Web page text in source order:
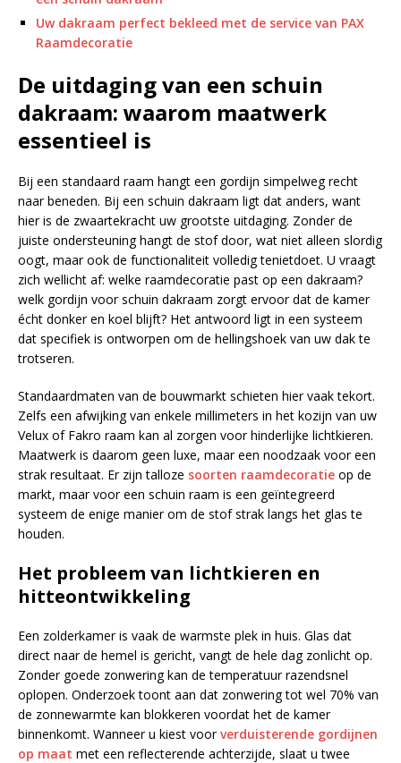
Uw dakraam perfect bekleed met de service van PAX
Raamdecoratie
De uitdaging van een schuin
dakraam: waarom maatwerk
essentieel is
Bij een standaard raam hangt een gordijn simpelweg recht
naar beneden. Bij een schuin dakraam ligt dat anders, want
hier is de zwaartekracht uw grootste uitdaging. Zonder de
juiste ondersteuning hangt de stof door, wat niet alleen slordig
oogt, maar ook de functionaliteit volledig tenietdoet. U vraagt
zich wellicht af: welke raamdecoratie past op een dakraam?
welk gordijn voor schuin dakraam zorgt ervoor dat de kamer
écht donker en koel blijft? Het antwoord ligt in een systeem
dat specifiek is ontworpen om de hellingshoek van uw dak te
trotseren.
Standaardmaten van de bouwmarkt schieten hier vaak tekort.
Zelfs een afwijking van enkele millimeters in het kozijn van uw
Velux of Fakro raam kan al zorgen voor hinderlijke lichtkieren.
Maatwerk is daarom geen luxe, maar een noodzaak voor een
strak resultaat. Er zijn talloze soorten raamdecoratie op de
markt, maar voor een schuin raam is een geïntegreerd
systeem de enige manier om de stof strak langs het glas te
houden.
Het probleem van lichtkieren en
hitteontwikkeling
Een zolderkamer is vaak de warmste plek in huis. Glas dat
direct naar de hemel is gericht, vangt de hele dag zonlicht op.
Zonder goede zonwering kan de temperatuur razendsnel
oplopen. Onderzoek toont aan dat zonwering tot wel 70% van
de zonnewarmte kan blokkeren voordat het de kamer
binnenkomt. Wanneer u kiest voorverduisterende gordijnen
op maat met een reflecterende achterzijde, slaat u twee